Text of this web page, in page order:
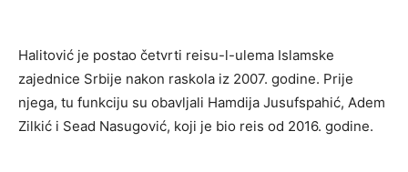
Halitović je postao četvrti reisu-l-ulema Islamske
zajednice Srbije nakon raskola iz 2007. godine. Prije
njega, tu funkciju su obavljali Hamdija Jusufspahić, Adem
Zilkić i Sead Nasugović, koji je bio reis od 2016. godine.